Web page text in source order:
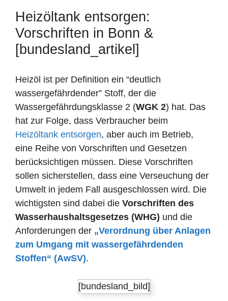
Heizöltank entsorgen:
Vorschriften in Bonn &
[bundesland_artikel]
Heizöl ist per Definition ein “deutlich
wassergefährdender” Stoff, der die
Wassergefährdungsklasse 2 (WGK 2) hat. Das
hat zur Folge, dass Verbraucher beim
Heizöltank entsorgen, aber auch im Betrieb,
eine Reihe von Vorschriften und Gesetzen
berücksichtigen müssen. Diese Vorschriften
sollen sicherstellen, dass eine Verseuchung der
Umwelt in jedem Fall ausgeschlossen wird. Die
wichtigsten sind dabei die Vorschriften des
Wasserhaushaltsgesetzes (WHG) und die
Anforderungen der „Verordnung über Anlagen
zum Umgang mit wassergefährdenden
Stoffen“ (AwSV).
[bundesland_bild]